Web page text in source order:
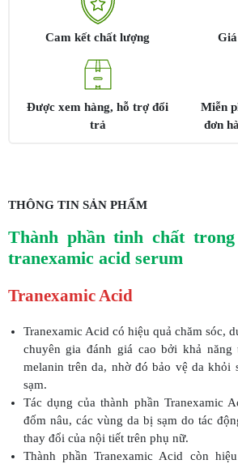
Cam kết chất lượng
Được xem hàng, hỗ trợ đổi
trả
Miễn
đơn
THÔNG TIN SẢN PHẨM
Thành phần tinh chất
tranexamic acid serum
Tranexamic Acid
Tranexamic Acid có hiệu quả chăm sóc,
chuyên gia đánh giá cao bởi khả năng
melanin trên da, nhờ đó bảo vệ da khỏi
sạm.
Tác dụng của thành phần Tranexamic
đốm nâu, các vùng da bị sạm do tác
thay đổi của nội tiết trên phụ nữ.
Thành phần Tranexamic Acid còn